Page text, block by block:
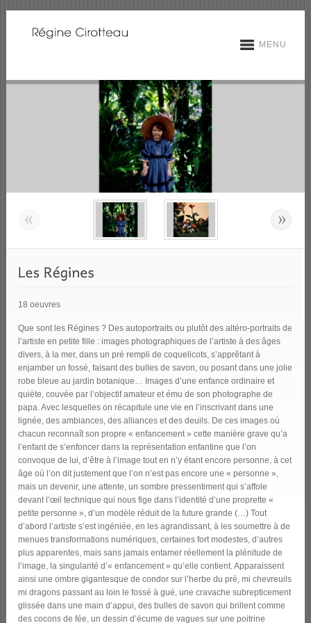
MENU
18 oeuvres
Que sont les Régines ? Des autoportraits ou plutôt des altéro-portraits de
l’artiste en petite fille : images photographiques de l’artiste à des âges
divers, à la mer, dans un pré rempli de coquelicots, s’apprêtant à
enjamber un fossé, faisant des bulles de savon, ou posant dans une jolie
robe bleue au jardin botanique… Images d’une enfance ordinaire et
quiète, couvée par l’objectif amateur et ému de son photographe de
papa. Avec lesquelles on récapitule une vie en l’inscrivant dans une
lignée, des ambiances, des alliances et des deuils. De ces images où
chacun reconnaît son propre « enfancement » cette manière grave qu’a
l’enfant de s’enfoncer dans la représentation enfantine que l’on
convoque de lui, d’être à l’image tout en n’y étant encore personne, à cet
âge où l’on dit justement que l’on n’est pas encore une « personne »,
mais un devenir, une attente, un sombre pressentiment qui s’affole
devant l’œil technique qui nous fige dans l’identité d’une proprette «
petite personne », d’un modèle réduit de la future grande (…) Tout
d’abord l’artiste s’est ingéniée, en les agrandissant, à les soumettre à de
menues transformations numériques, certaines fort modestes, d’autres
plus apparentes, mais sans jamais entamer réellement la plénitude de
l’image, la singularité d’« enfancement » qu’elle contient. Apparaissent
ainsi une ombre gigantesque de condor sur l’herbe du pré, mi chevreuils
mi dragons passant au loin le fossé à gué, une cravache subrepticement
glissée dans une main d’appui, des bulles de savon qui brillent comme
des cocons de fée, un dessin d’écume de vagues sur une poitrine